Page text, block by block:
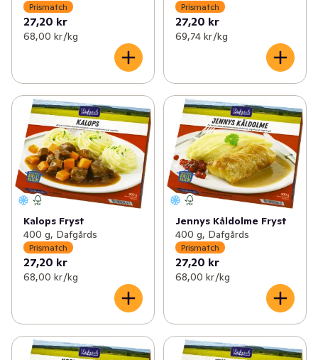
Prismatch
27,20 kr
68,00 kr /kg
Prismatch
27,20 kr
69,74 kr /kg
Kalops Fryst
400 g, Dafgårds
Prismatch
27,20 kr
68,00 kr /kg
Jennys Kåldolme Fryst
400 g, Dafgårds
Prismatch
27,20 kr
68,00 kr /kg